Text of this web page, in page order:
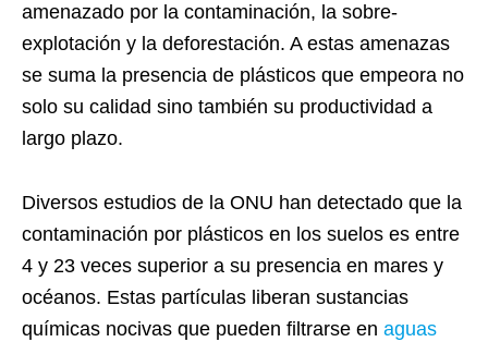
amenazado por la contaminación, la sobre-
explotación y la deforestación. A estas amenazas
se suma la presencia de plásticos que empeora no
solo su calidad sino también su productividad a
largo plazo.
Diversos estudios de la ONU han detectado que la
contaminación por plásticos en los suelos es entre
4 y 23 veces superior a su presencia en mares y
océanos. Estas partículas liberan sustancias
químicas nocivas que pueden filtrarse en aguas